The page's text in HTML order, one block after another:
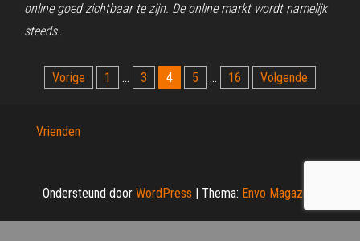
online goed zichtbaar te zijn. De online markt wordt namelijk
steeds…
Berichten
Vorige 1 … 3 4 5 … 16 Volgende
Vrienden
Ondersteund door WordPress | Thema: Envo Magazine